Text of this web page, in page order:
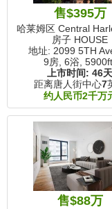
售$395万
哈莱姆区 Central
房子 HOUSE
地址: 2099 5TH
9房, 6浴,
上市时间: 46天
距离唐人街中心7
约人民币2千万
售$88万